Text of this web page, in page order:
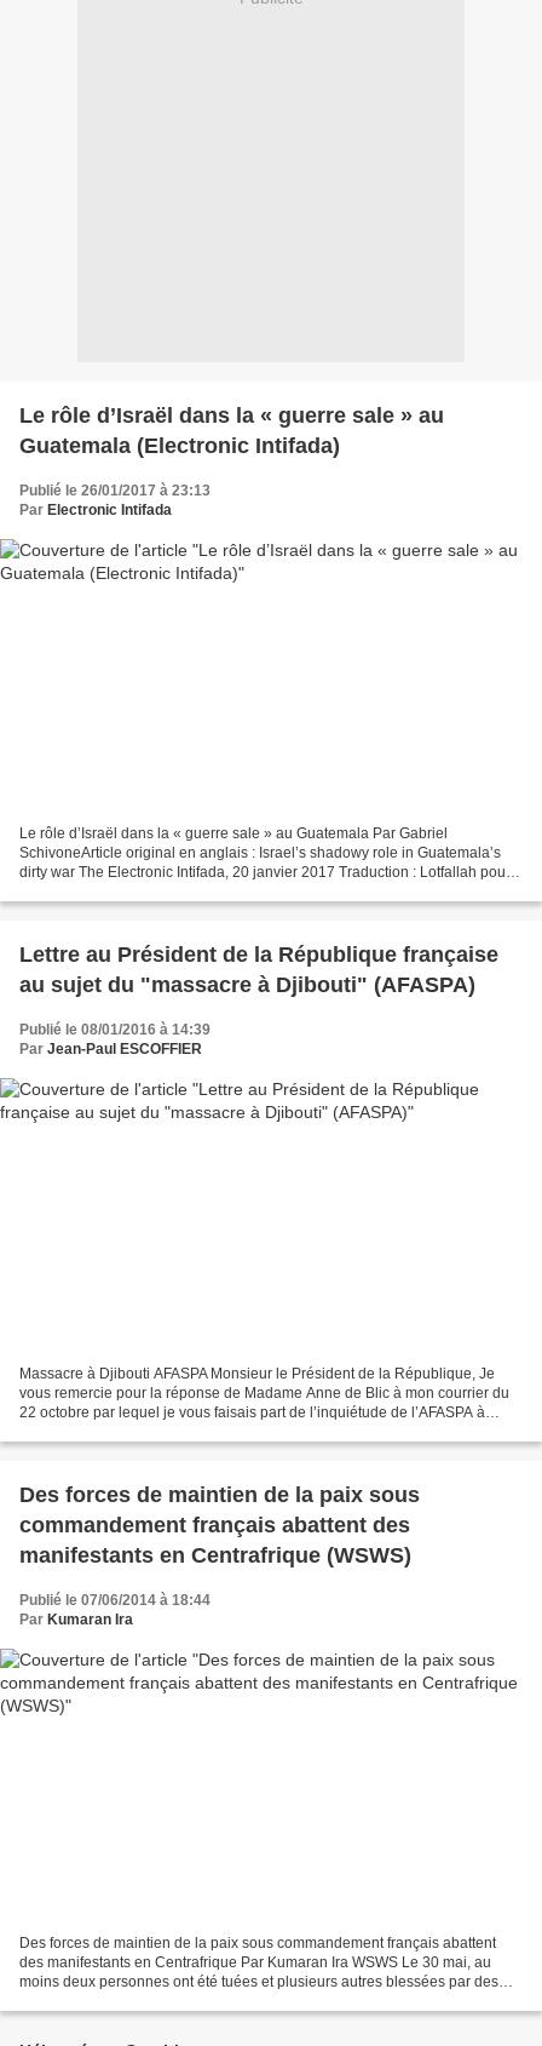
Le rôle d’Israël dans la « guerre sale » au
Guatemala (Electronic Intifada)
Publié le 26/01/2017 à 23:13
Par Electronic Intifada
Le rôle d’Israël dans la « guerre sale » au Guatemala Par Gabriel
SchivoneArticle original en anglais : Israel’s shadowy role in Guatemala’s
dirty war The Electronic Intifada, 20 janvier 2017 Traduction : Lotfallah pour
Lettre au Président de la République française
au sujet du "massacre à Djibouti" (AFASPA)
Publié le 08/01/2016 à 14:39
Par Jean-Paul ESCOFFIER
Massacre à Djibouti AFASPA Monsieur le Président de la République, Je
vous remercie pour la réponse de Madame Anne de Blic à mon courrier du
22 octobre par lequel je vous faisais part de l’inquiétude de l’AFASPA à
Des forces de maintien de la paix sous
commandement français abattent des
manifestants en Centrafrique (WSWS)
Publié le 07/06/2014 à 18:44
Par Kumaran Ira
Des forces de maintien de la paix sous commandement français abattent
des manifestants en Centrafrique Par Kumaran Ira WSWS Le 30 mai, au
moins deux personnes ont été tuées et plusieurs autres blessées par des